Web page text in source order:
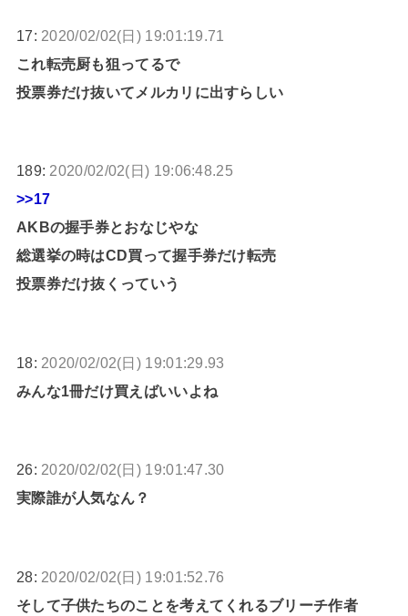
17: 2020/02/02(日) 19:01:19.71
これ転売厨も狙ってるで
投票券だけ抜いてメルカリに出すらしい
189: 2020/02/02(日) 19:06:48.25
>>17
AKBの握手券とおなじやな
総選挙の時はCD買って握手券だけ転売
投票券だけ抜くっていう
18: 2020/02/02(日) 19:01:29.93
みんな1冊だけ買えばいいよね
26: 2020/02/02(日) 19:01:47.30
実際誰が人気なん？
28: 2020/02/02(日) 19:01:52.76
そして子供たちのことを考えてくれるブリーチ作者